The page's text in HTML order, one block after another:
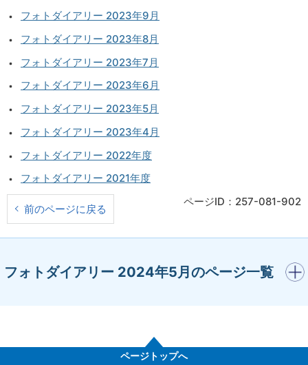
フォトダイアリー 2023年9月
フォトダイアリー 2023年8月
フォトダイアリー 2023年7月
フォトダイアリー 2023年6月
フォトダイアリー 2023年5月
フォトダイアリー 2023年4月
フォトダイアリー 2022年度
フォトダイアリー 2021年度
前のページに戻る
ページID：257-081-902
フォトダイアリー 2024年5月のページ一覧
開く
ページトップへ